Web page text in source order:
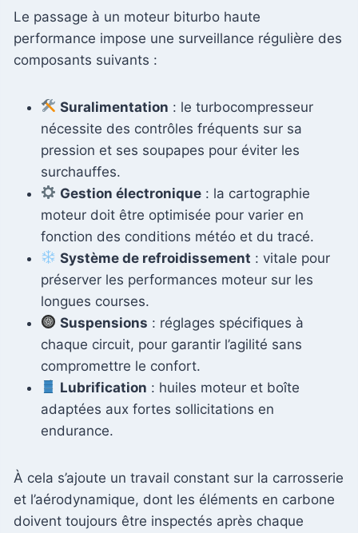
Le passage à un moteur biturbo haute
performance impose une surveillance régulière des
composants suivants :
Suralimentation : le turbocompresseur
nécessite des contrôles fréquents sur sa
pression et ses soupapes pour éviter les
surchauffes.
Gestion électronique : la cartographie
moteur doit être optimisée pour varier en
fonction des conditions météo et du tracé.
Système de refroidissement : vitale pour
préserver les performances moteur sur les
longues courses.
Suspensions : réglages spécifiques à
chaque circuit, pour garantir l’agilité sans
compromettre le confort.
Lubrification : huiles moteur et boîte
adaptées aux fortes sollicitations en
endurance.
À cela s’ajoute un travail constant sur la carrosserie
et l’aérodynamique, dont les éléments en carbone
doivent toujours être inspectés après chaque